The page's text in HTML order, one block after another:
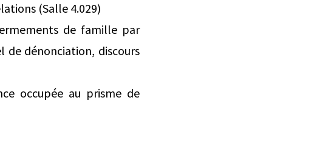
(Salle 4.029)
de famille par
de dénonciation, discours
occupée au prisme de